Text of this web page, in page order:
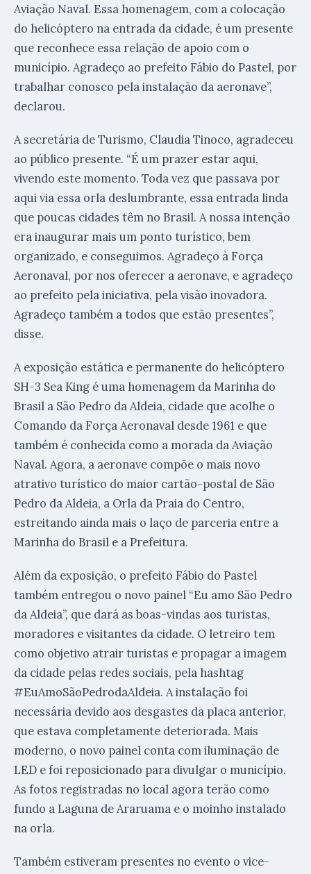
Aviação Naval. Essa homenagem, com a colocação
do helicóptero na entrada da cidade, é um presente
que reconhece essa relação de apoio com o
município. Agradeço ao prefeito Fábio do Pastel, por
trabalhar conosco pela instalação da aeronave”,
declarou.
A secretária de Turismo, Claudia Tinoco, agradeceu
ao público presente. “É um prazer estar aqui,
vivendo este momento. Toda vez que passava por
aqui via essa orla deslumbrante, essa entrada linda
que poucas cidades têm no Brasil. A nossa intenção
era inaugurar mais um ponto turístico, bem
organizado, e conseguimos. Agradeço à Força
Aeronaval, por nos oferecer a aeronave, e agradeço
ao prefeito pela iniciativa, pela visão inovadora.
Agradeço também a todos que estão presentes”,
disse.
A exposição estática e permanente do helicóptero
SH-3 Sea King é uma homenagem da Marinha do
Brasil a São Pedro da Aldeia, cidade que acolhe o
Comando da Força Aeronaval desde 1961 e que
também é conhecida como a morada da Aviação
Naval. Agora, a aeronave compõe o mais novo
atrativo turístico do maior cartão-postal de São
Pedro da Aldeia, a Orla da Praia do Centro,
estreitando ainda mais o laço de parceria entre a
Marinha do Brasil e a Prefeitura.
Além da exposição, o prefeito Fábio do Pastel
também entregou o novo painel “Eu amo São Pedro
da Aldeia”, que dará as boas-vindas aos turistas,
moradores e visitantes da cidade. O letreiro tem
como objetivo atrair turistas e propagar a imagem
da cidade pelas redes sociais, pela hashtag
#EuAmoSãoPedrodaAldeia. A instalação foi
necessária devido aos desgastes da placa anterior,
que estava completamente deteriorada. Mais
moderno, o novo painel conta com iluminação de
LED e foi reposicionado para divulgar o município.
As fotos registradas no local agora terão como
fundo a Laguna de Araruama e o moinho instalado
na orla.
Também estiveram presentes no evento o vice-